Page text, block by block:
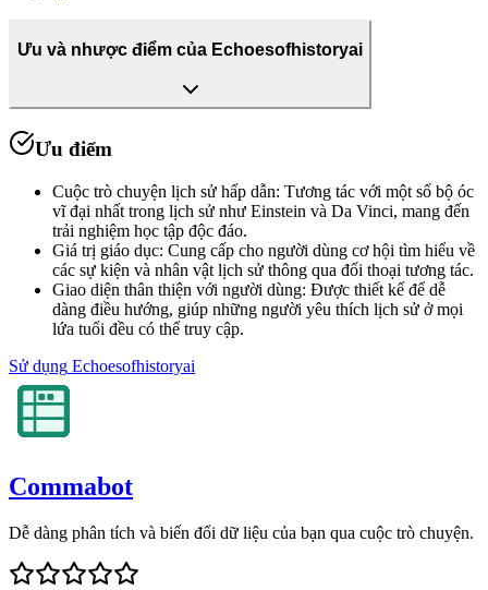
Ưu và nhược điểm của Echoesofhistoryai
Ưu điểm
Cuộc trò chuyện lịch sử hấp dẫn: Tương tác với một số bộ óc
vĩ đại nhất trong lịch sử như Einstein và Da Vinci, mang đến
trải nghiệm học tập độc đáo.
Giá trị giáo dục: Cung cấp cho người dùng cơ hội tìm hiểu về
các sự kiện và nhân vật lịch sử thông qua đối thoại tương tác.
Giao diện thân thiện với người dùng: Được thiết kế để dễ
dàng điều hướng, giúp những người yêu thích lịch sử ở mọi
lứa tuổi đều có thể truy cập.
Sử dụng Echoesofhistoryai
Commabot
Dễ dàng phân tích và biến đổi dữ liệu của bạn qua cuộc trò chuyện.